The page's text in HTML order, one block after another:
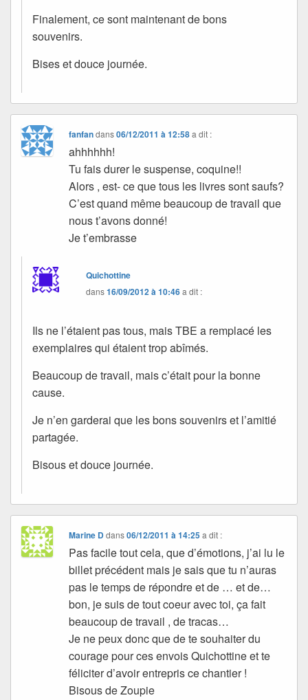
Finalement, ce sont maintenant de bons
souvenirs.
Bises et douce journée.
fanfandans06/12/2011 à 12:58 a dit :
ahhhhhh!
Tu fais durer le suspense, coquine!!
Alors , est- ce que tous les livres sont saufs?
C’est quand même beaucoup de travail que
nous t’avons donné!
Je t’embrasse
Quichottine
dans16/09/2012 à 10:46a dit :
Ils ne l’étaient pas tous, mais TBE a remplacé les
exemplaires qui étaient trop abîmés.
Beaucoup de travail, mais c’était pour la bonne
cause.
Je n’en garderai que les bons souvenirs et l’amitié
partagée.
Bisous et douce journée.
Marine Ddans06/12/2011 à 14:25 a dit :
Pas facile tout cela, que d’émotions, j’ai lu le
billet précédent mais je sais que tu n’auras
pas le temps de répondre et de … et de…
bon, je suis de tout coeur avec toi, ça fait
beaucoup de travail , de tracas…
Je ne peux donc que de te souhaiter du
courage pour ces envois Quichottine et te
féliciter d’avoir entrepris ce chantier !
Bisous de Zoupie